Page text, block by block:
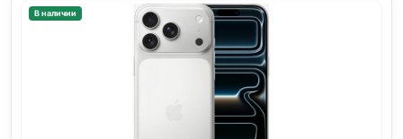
В наличии